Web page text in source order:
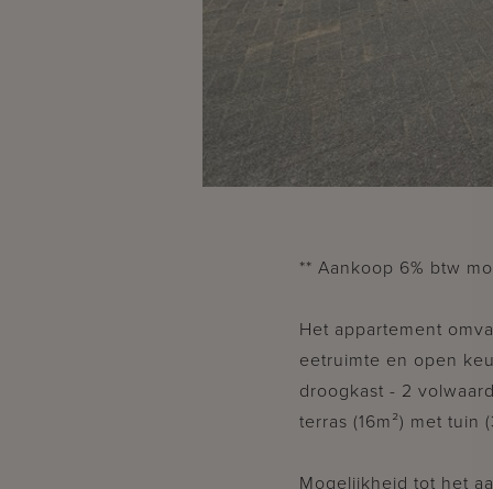
** Aankoop 6% btw
Het appartement
eetruimte en open
droogkast - 2
terras (16m²) met tuin
Mogelijkheid tot het